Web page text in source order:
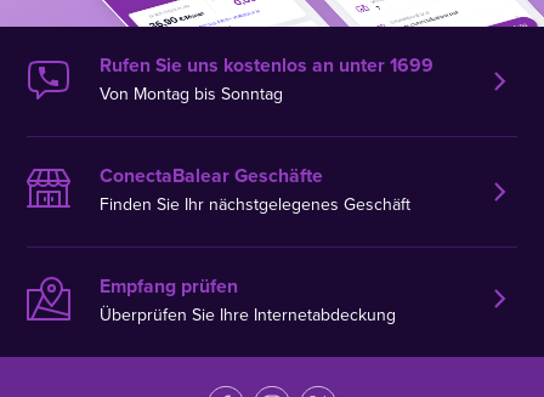
Rufen Sie uns kostenlos an unter 1699
Von Montag bis Sonntag
ConectaBalear Geschäfte
Finden Sie Ihr nächstgelegenes Geschäft
Empfang prüfen
Überprüfen Sie Ihre Internetabdeckung